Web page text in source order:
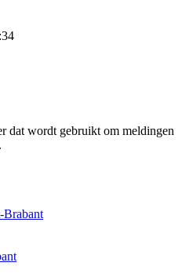
dat wordt gebruikt om meldingen
Brabant